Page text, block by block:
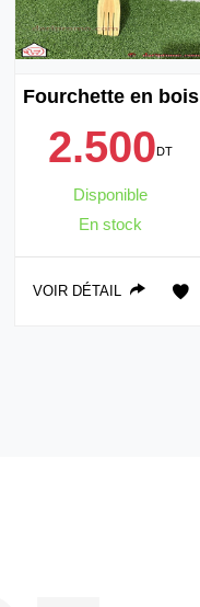
Fourchette en bois
2.500DT
Disponible
En stock
VOIR DÉTAIL